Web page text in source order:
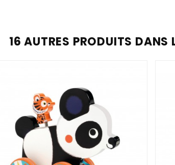
16 AUTRES PRODUITS DANS